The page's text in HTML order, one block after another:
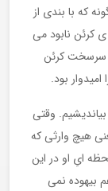
که با بندی از
کرئن نابود می
سرسخت کرئن
بود.
وقتی
هیچ وارثی که
ایِ او در این
بیهوده نمی